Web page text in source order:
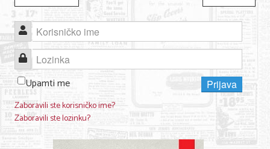
Korisničko ime
Lozinka
Upamti me
Prijava
Zaboravili ste korisničko ime?
Zaboravili ste lozinku?